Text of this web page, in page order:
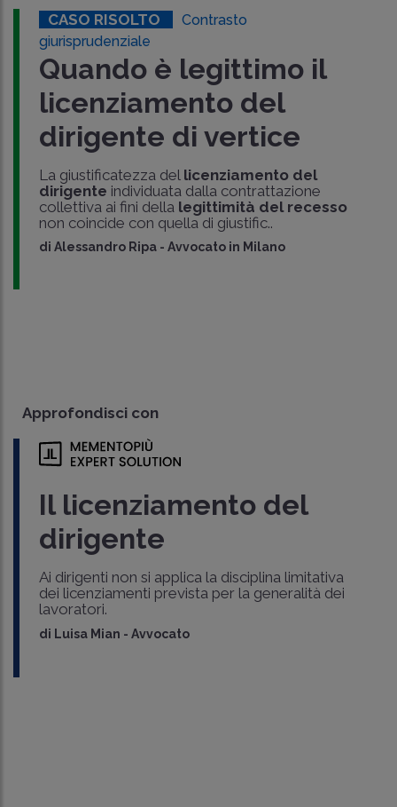
CASO RISOLTO
Contrasto
giurisprudenziale
Quando è legittimo il
licenziamento del
dirigente di vertice
La giustificatezza del licenziamento del
dirigente individuata dalla contrattazione
collettiva ai fini della legittimità del recesso
non coincide con quella di giustific..
di Alessandro Ripa - Avvocato in Milano
Approfondisci con
Il licenziamento del
dirigente
Ai dirigenti non si applica la disciplina limitativa
dei licenziamenti prevista per la generalità dei
lavoratori.
di Luisa Mian - Avvocato